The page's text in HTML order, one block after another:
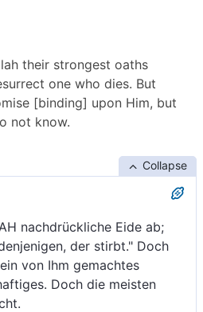
their strongest oaths
one who dies. But
[binding] upon Him, but
not know.
Collapse
nachdrückliche Eide ab;
der stirbt." Doch
von Ihm gemachtes
Doch die meisten